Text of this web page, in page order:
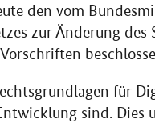
den vom
zur Änderung
für
sind. Dies